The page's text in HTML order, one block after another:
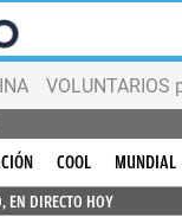
VOLUNTARIOS
COOL
MUNDIAL
EN DIRECTO HOY